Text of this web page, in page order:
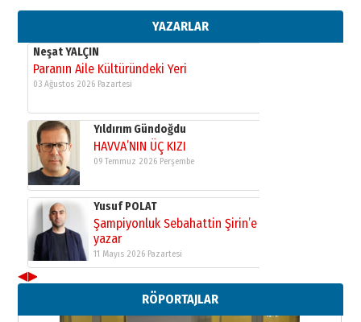
YAZARLAR
11 Mayıs 2026 Pazartesi
Neşat YALÇIN
Paranın Aile Kültüründeki Yeri
03 Ağustos 2026 Pazartesi
Yıldırım Gündoğdu
HAVVA’NIN ÜÇ KIZI
09 Temmuz 2026 Perşembe
Yusuf POLAT
Şampiyonluk Sebahattin Şirin’e
yazar
11 Mayıs 2026 Pazartesi
Neşat YALÇIN
Paranın Aile Kültüründeki Yeri
03 Ağustos 2026 Pazartesi
◀▶
RÖPORTAJLAR